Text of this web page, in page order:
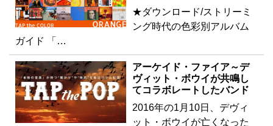
★ダウンロード/ストリーミ
ング時代の色彩別アルバム
ガイド 「…
アーケイド・ファイア～デ
ヴィット・ボウイが共鳴し
てコラボレートしたバンド
2016年の1月10日、デヴィ
ット・ボウイが亡くなった